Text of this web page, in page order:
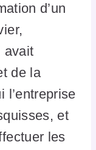
d’un
avait
de la
l’entreprise
et
les